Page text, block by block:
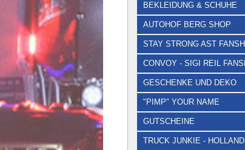
BEKLEIDUNG & SCHUHE
AUTOHOF BERG SHOP
STAY STRONG AST
CONVOY - SIGI REIL
GESCHENKE UND DEKO
"PIMP" YOUR NAME
GUTSCHEINE
TRUCK JUNKIE - HOLLAND